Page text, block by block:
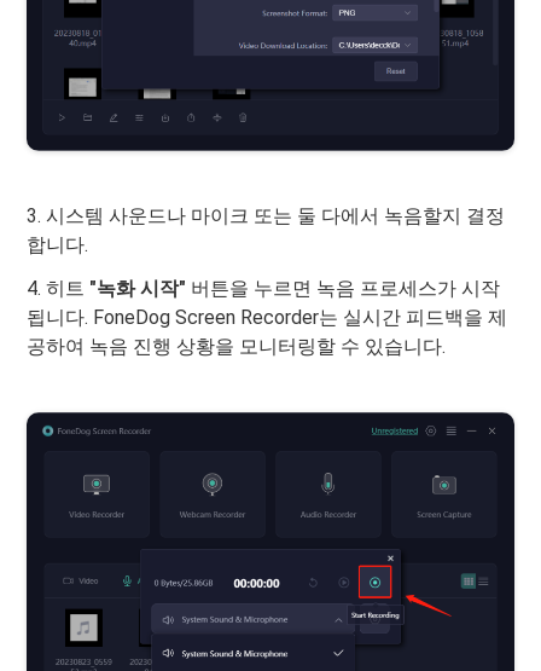
3. 시스템 사운드나 마이크 또는 둘 다에서 녹음할지 결정
합니다.
4. 히트 "녹화 시작" 버튼을 누르면 녹음 프로세스가 시작
됩니다. FoneDog Screen Recorder는 실시간 피드백을 제
공하여 녹음 진행 상황을 모니터링할 수 있습니다.